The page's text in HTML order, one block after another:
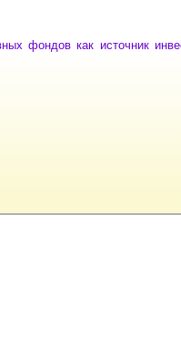
фондов как источник